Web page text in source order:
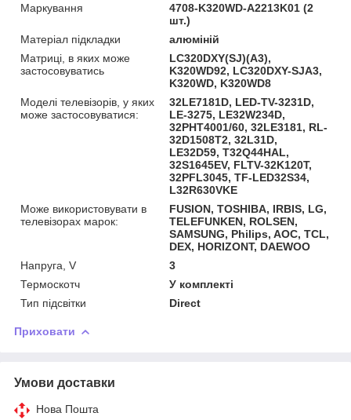
Маркування
4708-K320WD-A2213K01 (2
шт.)
Матеріал підкладки
алюміній
Матриці, в яких може
застосовуватись
LC320DXY(SJ)(A3),
K320WD92, LC320DXY-SJA3,
K320WD, K320WD8
Моделі телевізорів, у яких
може застосовуватися:
32LE7181D, LED-TV-3231D,
LE-3275, LE32W234D,
32PHT4001/60, 32LE3181, RL-
32D1508T2, 32L31D,
LE32D59, T32Q44HAL,
32S1645EV, FLTV-32K120T,
32PFL3045, TF-LED32S34,
L32R630VKE
Може використовувати в
телевізорах марок:
FUSION, TOSHIBA, IRBIS, LG,
TELEFUNKEN, ROLSEN,
SAMSUNG, Philips, AOC, TCL,
DEX, HORIZONT, DAEWOO
Напруга, V
3
Термоскотч
У комплекті
Тип підсвітки
Direct
Приховати
Умови доставки
Нова Пошта